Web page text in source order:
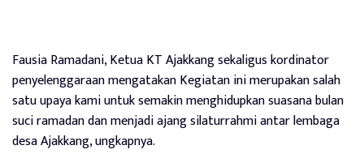
Fausia Ramadani, Ketua KT Ajakkang sekaligus kordinator
penyelenggaraan mengatakan Kegiatan ini merupakan salah
satu upaya kami untuk semakin menghidupkan suasana bulan
suci ramadan dan menjadi ajang silaturrahmi antar lembaga
desa Ajakkang, ungkapnya.